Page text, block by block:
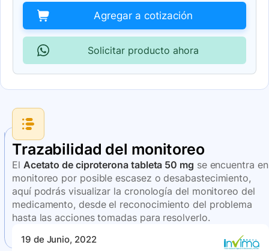
Agregar a cotización
Solicitar producto ahora
Trazabilidad del monitoreo
El Acetato de ciproterona tableta 50 mg se encuentra en
monitoreo por posible escasez o desabastecimiento,
aquí podrás visualizar la cronología del monitoreo del
medicamento, desde el reconocimiento del problema
hasta las acciones tomadas para resolverlo.
19 de Junio, 2022